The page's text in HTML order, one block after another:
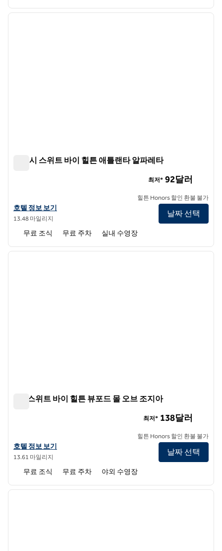
1/12
다음
앰버시 스위트 바이 힐튼 애틀랜타 알파레타
앰버시 스위트 바이 힐튼 애틀랜타 알파레타의 호텔 정보 보기
호텔 정보 보기
13.48 마일리지
최저* 92달러
힐튼 Honors 할인 환불 불가
날짜 선택
무료 조식 무료 주차 실내 수영장
1/12
다음
홈2 스위트 바이 힐튼 뷰포드 몰 오브 조지아
홈2 스위트 바이 힐튼 뷰포드 몰 오브 조지아의 호텔 정보 보기
호텔 정보 보기
13.61 마일리지
최저* 138달러
힐튼 Honors 할인 환불 불가
날짜 선택
무료 조식 무료 주차 야외 수영장
1/9
다음